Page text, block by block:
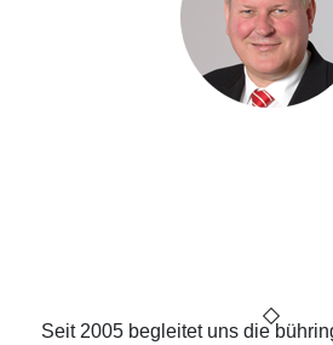
Seit 2005 begleitet uns die